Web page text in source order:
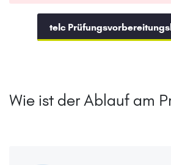
telc
Wie ist der Ablauf am